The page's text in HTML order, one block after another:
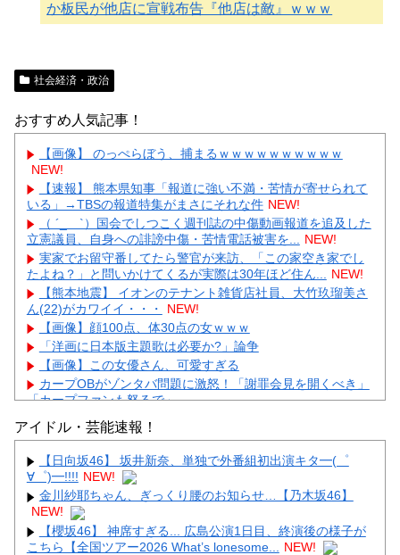
か板民が他店に宣戦布告『他店は敵』ｗｗｗ
社会経済・政治
おすすめ人気記事！
【画像】 のっぺらぼう、捕まるｗｗｗｗｗｗｗｗｗｗ
NEW!
【速報】 熊本県知事「報道に強い不満・苦情が寄せられて
いる」→TBSの報道特集がまさにそれな件 NEW!
（ ´_ゝ`）国会でしつこく週刊誌の中傷動画報道を追及した
立憲議員、自身への誹謗中傷・苦情電話被害を...
NEW!
実家でお留守番してたら警官が来訪、「この家空き家でし
たよね？」と問いかけてくるが実際は30年ほど住ん...
NEW!
【熊本地震】 イオンのテナント雑貨店社員、大竹玖瑠美さ
ん(22)がカワイイ・・・
NEW!
【画像】顔100点、体30点の女ｗｗｗ
「洋画に日本版主題歌は必要か?」論争
【画像】この女優さん、可愛すぎる
カープOBがゾンタバ問題に激怒！「謝罪会見を開くべき」
「カープファンも怒るで」
【画像】顔100点、体30点の女ｗｗｗ
Powered by livedoor 相互RSS
アイドル・芸能速報！
【日向坂46】 坂井新奈、単独で外番組初出演キタ━(゜
∀゜)━!!!! NEW!
金川紗耶ちゃん、ぎっくり腰のお知らせ…【乃木坂46】
NEW!
【櫻坂46】 神席すぎる... 広島公演1日目、終演後の様子が
こちら【全国ツアー2026 What’s lonesome...
NEW!